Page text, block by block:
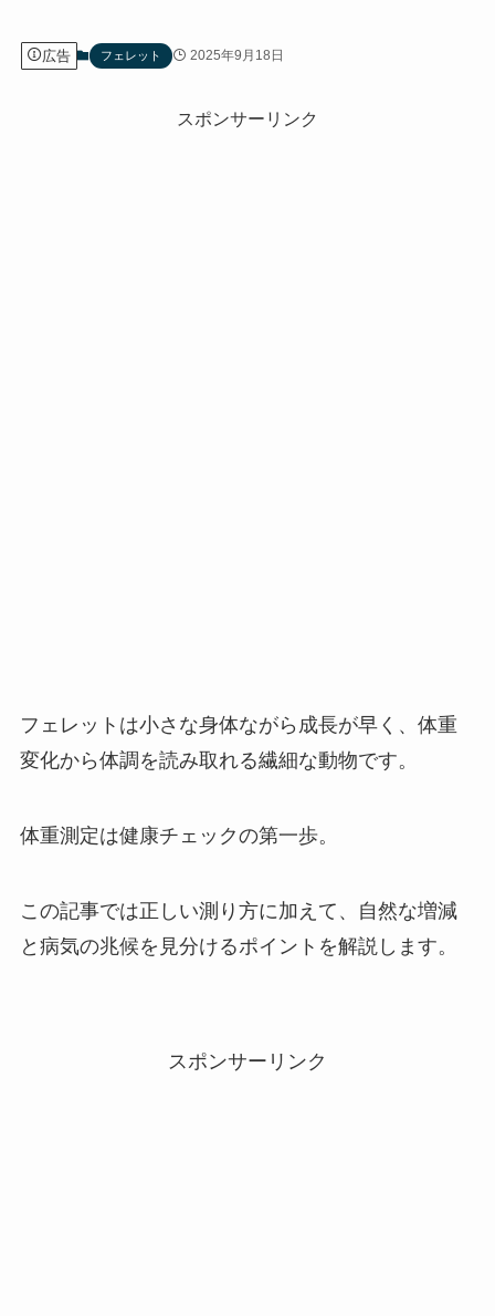
広告 フェレット 2025年9月18日
スポンサーリンク
フェレットは小さな身体ながら成長が早く、体重
変化から体調を読み取れる繊細な動物です。
体重測定は健康チェックの第一歩。
この記事では正しい測り方に加えて、自然な増減
と病気の兆候を見分けるポイントを解説します。
スポンサーリンク